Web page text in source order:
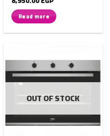
Read more
OUT OF STOCK